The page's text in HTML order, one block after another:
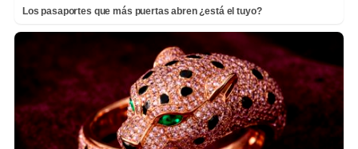
Los pasaportes que más puertas abren ¿está el tuyo?